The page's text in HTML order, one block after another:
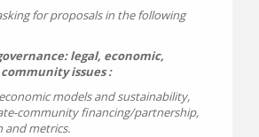
for proposals in the following
legal, economic,
issues :
models and sustainability,
community financing/partnership,
and metrics.